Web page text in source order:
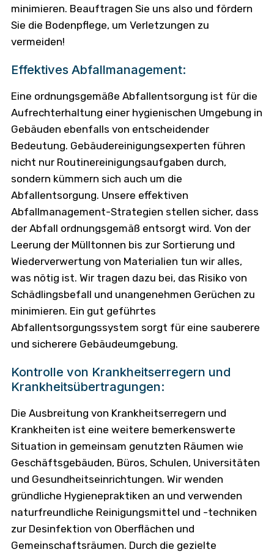
minimieren. Beauftragen Sie uns also und fördern
Sie die Bodenpflege, um Verletzungen zu
vermeiden!
Effektives Abfallmanagement:
Eine ordnungsgemäße Abfallentsorgung ist für die
Aufrechterhaltung einer hygienischen Umgebung in
Gebäuden ebenfalls von entscheidender
Bedeutung. Gebäudereinigungsexperten führen
nicht nur Routinereinigungsaufgaben durch,
sondern kümmern sich auch um die
Abfallentsorgung. Unsere effektiven
Abfallmanagement-Strategien stellen sicher, dass
der Abfall ordnungsgemäß entsorgt wird. Von der
Leerung der Mülltonnen bis zur Sortierung und
Wiederverwertung von Materialien tun wir alles,
was nötig ist. Wir tragen dazu bei, das Risiko von
Schädlingsbefall und unangenehmen Gerüchen zu
minimieren. Ein gut geführtes
Abfallentsorgungssystem sorgt für eine sauberere
und sicherere Gebäudeumgebung.
Kontrolle von Krankheitserregern und
Krankheitsübertragungen:
Die Ausbreitung von Krankheitserregern und
Krankheiten ist eine weitere bemerkenswerte
Situation in gemeinsam genutzten Räumen wie
Geschäftsgebäuden, Büros, Schulen, Universitäten
und Gesundheitseinrichtungen. Wir wenden
gründliche Hygienepraktiken an und verwenden
naturfreundliche Reinigungsmittel und -techniken
zur Desinfektion von Oberflächen und
Gemeinschaftsräumen. Durch die gezielte